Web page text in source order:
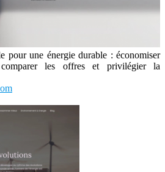
pour une énergie durable : économiser
comparer les offres et privilégier la